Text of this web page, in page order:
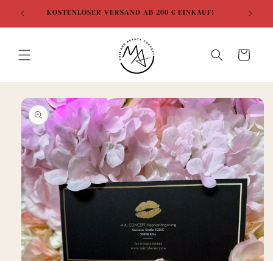
zum
Inhalt
KOSTENLOSER VERSAND AB 200 € EINKAUF!
Warenkorb